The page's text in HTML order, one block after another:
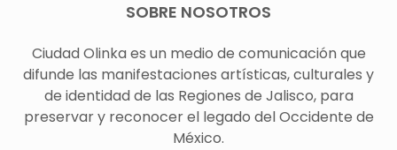
SOBRE NOSOTROS
Ciudad Olinka es un medio de comunicación que
difunde las manifestaciones artísticas, culturales y
de identidad de las Regiones de Jalisco, para
preservar y reconocer el legado del Occidente de
México.